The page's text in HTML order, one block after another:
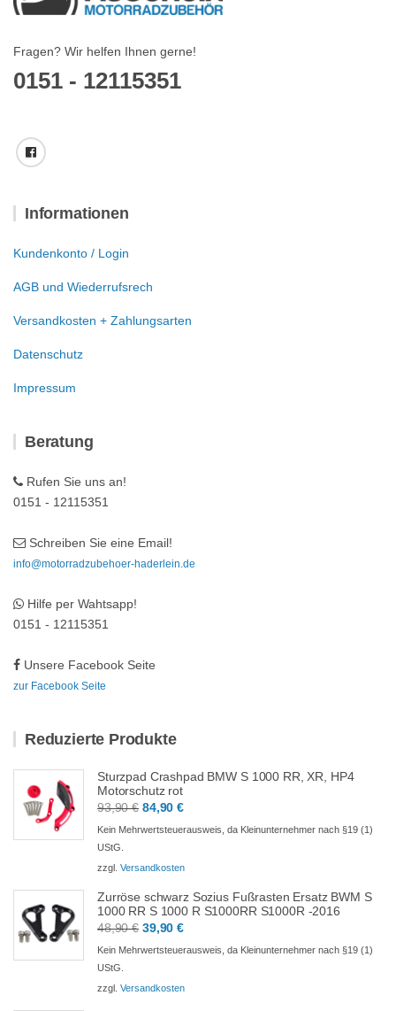
Fragen? Wir helfen Ihnen gerne!
0151 - 12115351
Informationen
Kundenkonto / Login
AGB und Wiederrufsrech
Versandkosten + Zahlungsarten
Datenschutz
Impressum
Beratung
Rufen Sie uns an!
0151 - 12115351
Schreiben Sie eine Email!
info@motorradzubehoer-haderlein.de
Hilfe per Wahtsapp!
0151 - 12115351
Unsere Facebook Seite
zur Facebook Seite
Reduzierte Produkte
Sturzpad Crashpad BMW S 1000 RR, XR, HP4
Motorschutz rot
93,90€ Ursprünglicher
Preis
93,90 €
84,90€Aktueller
Preis
84,90 €.
Kein Mehrwertsteuerausweis, da Kleinunternehmer nach §19 (1)
UStG.
zzgl. Versandkosten
Zurröse schwarz Sozius Fußrasten Ersatz BWM S
1000 RR S 1000 R S1000RR S1000R -2016
48,90€ Ursprünglicher
Preis
48,90 €
39,90€Aktueller
Preis
39,90 €.
Kein Mehrwertsteuerausweis, da Kleinunternehmer nach §19 (1)
UStG.
zzgl. Versandkosten